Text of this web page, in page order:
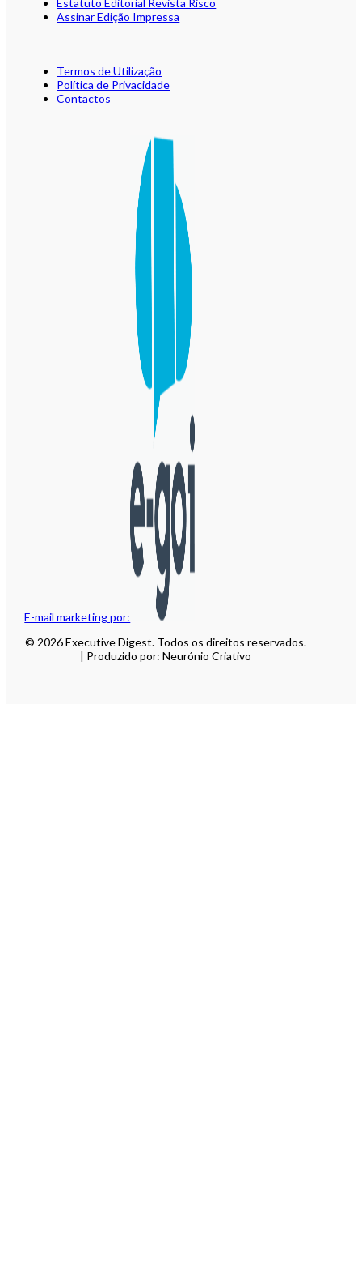
E-mail marketing por:
Estatuto Editorial Revista Risco
Assinar Edição Impressa
Termos de Utilização
Política de Privacidade
Contactos
© 2026 Executive Digest. Todos os direitos reservados.
| Produzido por: Neurónio Criativo